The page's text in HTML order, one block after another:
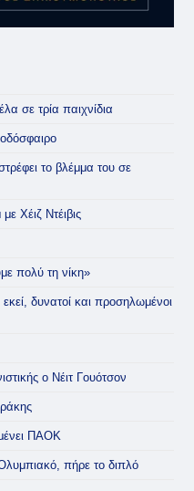
σε τρία παιχνίδια
το βλέμμα του σε
Χέιζ Ντέιβις
πολύ τη νίκη»
δυνατοί και προσηλωμένοι
ο Νέιτ Γουότσον
ΠΑΟΚ
πήρε το διπλό